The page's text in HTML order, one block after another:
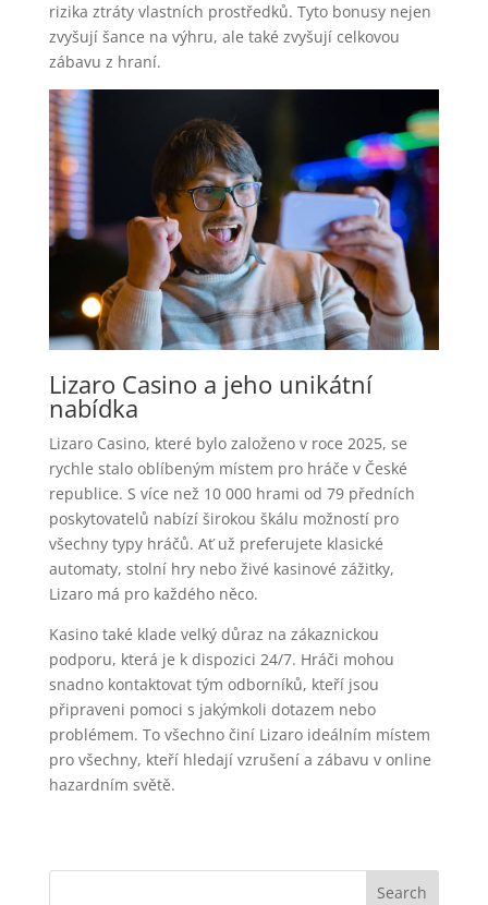
rizika ztráty vlastních prostředků. Tyto bonusy nejen
zvyšují šance na výhru, ale také zvyšují celkovou
zábavu z hraní.
Lizaro Casino a jeho unikátní
nabídka
Lizaro Casino, které bylo založeno v roce 2025, se
rychle stalo oblíbeným místem pro hráče v České
republice. S více než 10 000 hrami od 79 předních
poskytovatelů nabízí širokou škálu možností pro
všechny typy hráčů. Ať už preferujete klasické
automaty, stolní hry nebo živé kasinové zážitky,
Lizaro má pro každého něco.
Kasino také klade velký důraz na zákaznickou
podporu, která je k dispozici 24/7. Hráči mohou
snadno kontaktovat tým odborníků, kteří jsou
připraveni pomoci s jakýmkoli dotazem nebo
problémem. To všechno činí Lizaro ideálním místem
pro všechny, kteří hledají vzrušení a zábavu v online
hazardním světě.